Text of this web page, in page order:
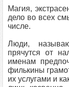
Магия,
дело во всех
числе.
Люди,
прячутся от
именам
филькины
их услугами и